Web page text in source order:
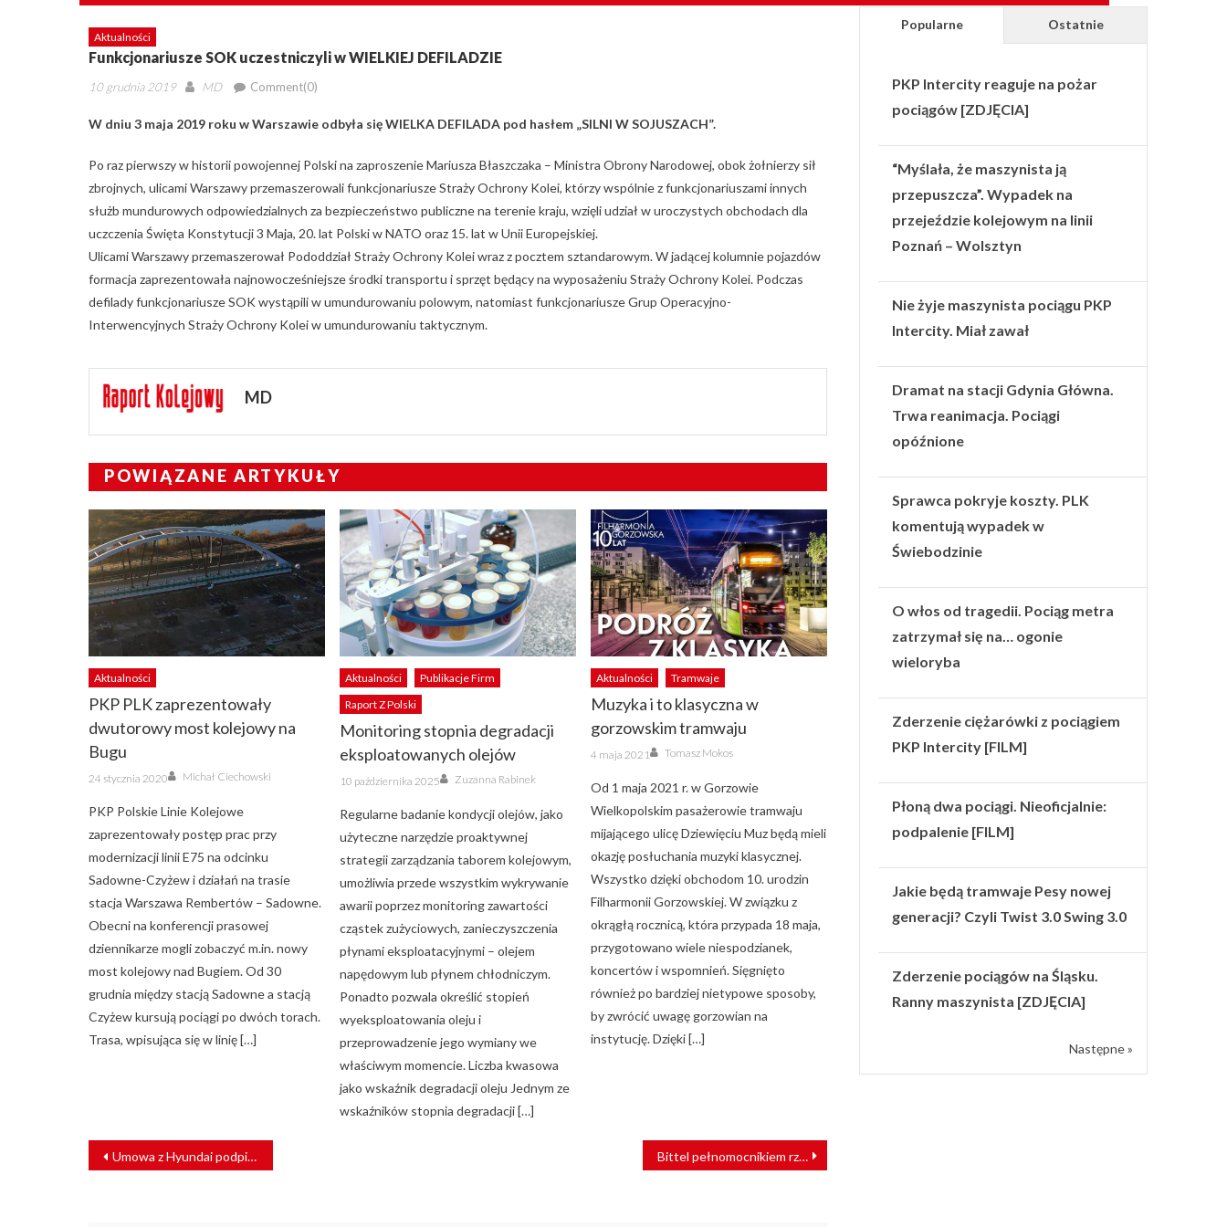
Aktualności
Funkcjonariusze SOK uczestniczyli w WIELKIEJ DEFILADZIE
Posted
10 grudnia 2019 Author
MD Comment(0)
W dniu 3 maja 2019 roku w Warszawie odbyła się WIELKA DEFILADA pod hasłem „SILNI W SOJUSZACH”.
Po raz pierwszy w historii powojennej Polski na zaproszenie Mariusza Błaszczaka – Ministra Obrony Narodowej, obok żołnierzy sił
zbrojnych, ulicami Warszawy przemaszerowali funkcjonariusze Straży Ochrony Kolei, którzy wspólnie z funkcjonariuszami innych
służb mundurowych odpowiedzialnych za bezpieczeństwo publiczne na terenie kraju, wzięli udział w uroczystych obchodach dla
uczczenia Święta Konstytucji 3 Maja, 20. lat Polski w NATO oraz 15. lat w Unii Europejskiej.
Ulicami Warszawy przemaszerował Pododdział Straży Ochrony Kolei wraz z pocztem sztandarowym. W jadącej kolumnie pojazdów
formacja zaprezentowała najnowocześniejsze środki transportu i sprzęt będący na wyposażeniu Straży Ochrony Kolei. Podczas
defilady funkcjonariusze SOK wystąpili w umundurowaniu polowym, natomiast funkcjonariusze Grup Operacyjno-
Interwencyjnych Straży Ochrony Kolei w umundurowaniu taktycznym.
MD
POWIĄZANE ARTYKUŁY
Aktualności
PKP PLK zaprezentowały
dwutorowy most kolejowy na
Bugu
Posted
on
24 stycznia 2020 Author
Michał Ciechowski
PKP Polskie Linie Kolejowe
zaprezentowały postęp prac przy
modernizacji linii E75 na odcinku
Sadowne-Czyżew i działań na trasie
stacja Warszawa Rembertów – Sadowne.
Obecni na konferencji prasowej
dziennikarze mogli zobaczyć m.in. nowy
most kolejowy nad Bugiem. Od 30
grudnia między stacją Sadowne a stacją
Czyżew kursują pociągi po dwóch torach.
Trasa, wpisująca się w linię […]
Aktualności
Publikacje Firm
Raport Z Polski
Monitoring stopnia degradacji
eksploatowanych olejów
Posted
on
10 października 2025 Author
Zuzanna Rabinek
Regularne badanie kondycji olejów, jako
użyteczne narzędzie proaktywnej
strategii zarządzania taborem kolejowym,
umożliwia przede wszystkim wykrywanie
awarii poprzez monitoring zawartości
cząstek zużyciowych, zanieczyszczenia
płynami eksploatacyjnymi – olejem
napędowym lub płynem chłodniczym.
Ponadto pozwala określić stopień
wyeksploatowania oleju i
przeprowadzenie jego wymiany we
właściwym momencie. Liczba kwasowa
jako wskaźnik degradacji oleju Jednym ze
wskaźników stopnia degradacji […]
Aktualności Tramwaje
Muzyka i to klasyczna w
gorzowskim tramwaju
Posted
on
4 maja 2021 Author
Tomasz Mokos
Od 1 maja 2021 r. w Gorzowie
Wielkopolskim pasażerowie tramwaju
mijającego ulicę Dziewięciu Muz będą mieli
okazję posłuchania muzyki klasycznej.
Wszystko dzięki obchodom 10. urodzin
Filharmonii Gorzowskiej. W związku z
okrągłą rocznicą, która przypada 18 maja,
przygotowano wiele niespodzianek,
koncertów i wspomnień. Sięgnięto
również po bardziej nietypowe sposoby,
by zwrócić uwagę gorzowian na
instytucję. Dzięki […]
NAWIGACJA
WPISU
Umowa z Hyundai podpisana Bittel pełnomocnikiem rządu
Popularne Ostatnie
PKP Intercity reaguje na pożar
pociągów [ZDJĘCIA]
“Myślała, że maszynista ją
przepuszcza”. Wypadek na
przejeździe kolejowym na linii
Poznań – Wolsztyn
Nie żyje maszynista pociągu PKP
Intercity. Miał zawał
Dramat na stacji Gdynia Główna.
Trwa reanimacja. Pociągi
opóźnione
Sprawca pokryje koszty. PLK
komentują wypadek w
Świebodzinie
O włos od tragedii. Pociąg metra
zatrzymał się na… ogonie
wieloryba
Zderzenie ciężarówki z pociągiem
PKP Intercity [FILM]
Płoną dwa pociągi. Nieoficjalnie:
podpalenie [FILM]
Jakie będą tramwaje Pesy nowej
generacji? Czyli Twist 3.0 Swing 3.0
Zderzenie pociągów na Śląsku.
Ranny maszynista [ZDJĘCIA]
Następne »